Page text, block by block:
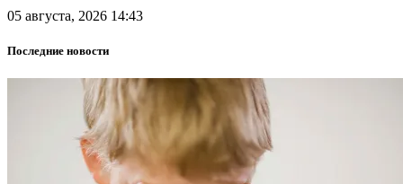
05 августа, 2026 14:43
Последние новости